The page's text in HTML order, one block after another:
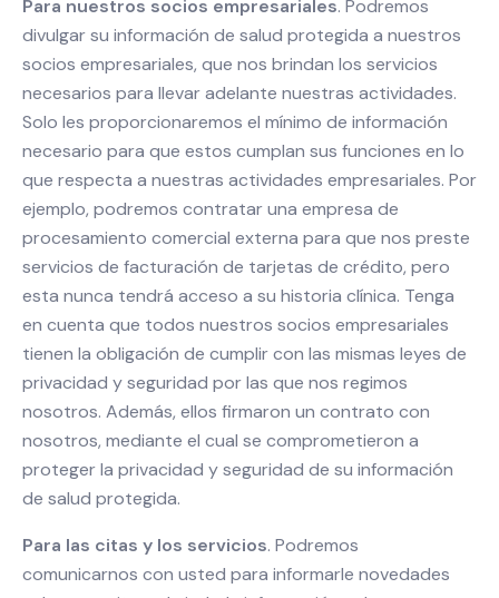
Para nuestros socios empresariales. Podremos
divulgar su información de salud protegida a nuestros
socios empresariales, que nos brindan los servicios
necesarios para llevar adelante nuestras actividades.
Solo les proporcionaremos el mínimo de información
necesario para que estos cumplan sus funciones en lo
que respecta a nuestras actividades empresariales. Por
ejemplo, podremos contratar una empresa de
procesamiento comercial externa para que nos preste
servicios de facturación de tarjetas de crédito, pero
esta nunca tendrá acceso a su historia clínica. Tenga
en cuenta que todos nuestros socios empresariales
tienen la obligación de cumplir con las mismas leyes de
privacidad y seguridad por las que nos regimos
nosotros. Además, ellos firmaron un contrato con
nosotros, mediante el cual se comprometieron a
proteger la privacidad y seguridad de su información
de salud protegida.
Para las citas y los servicios. Podremos
comunicarnos con usted para informarle novedades